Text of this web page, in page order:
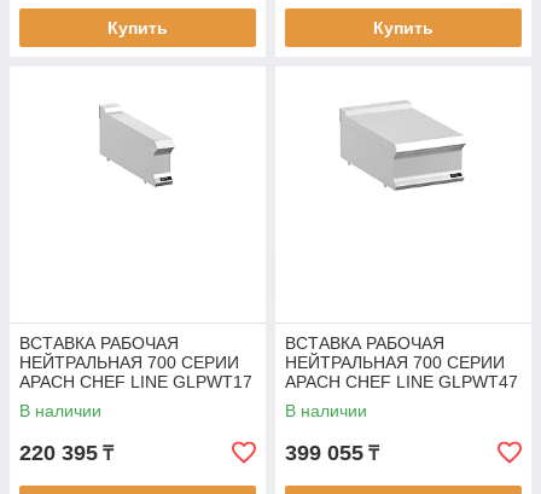
Купить Купить
ВСТАВКА РАБОЧАЯ
НЕЙТРАЛЬНАЯ 700 СЕРИИ
APACH CHEF LINE GLPWT17
В наличии
220 395 ₸
ВСТАВКА РАБОЧАЯ
НЕЙТРАЛЬНАЯ 700 СЕРИИ
APACH CHEF LINE GLPWT47
В наличии
399 055 ₸